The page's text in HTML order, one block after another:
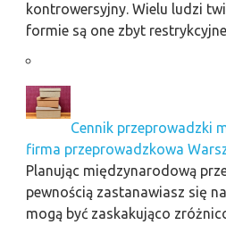
kontrowersyjny. Wielu ludzi
formie są one zbyt
Cennik przeprowadzki
firma przeprowadzkowa
Planując międzynarodową
pewnością zastanawiasz się
mogą być zaskakująco